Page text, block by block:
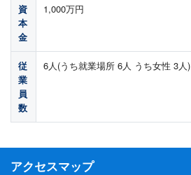
資
本
金
1,000万円
従
業
員
数
6人(うち就業場所 6人 うち女性 3人)
アクセスマップ